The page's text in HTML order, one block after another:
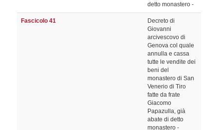
detto monastero -
Fascicolo 41
Decreto di
Giovanni
arcivescovo di
Genova col quale
annulla e cassa
tutte le vendite dei
beni del
monastero di San
Venerio di Tiro
fatte da frate
Giacomo
Papazulla, già
abate di detto
monastero -